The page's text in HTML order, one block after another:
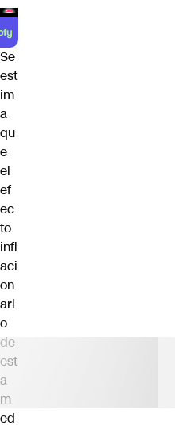
Se
est
im
a
qu
e
el
ef
ec
to
infl
aci
on
ari
o
de
est
a
m
ed